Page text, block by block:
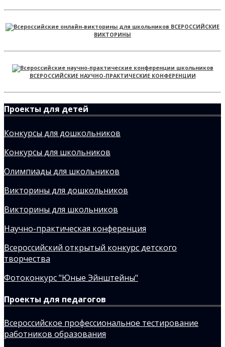
ВСЕРОССИЙСКИЕ
ВИКТОРИНЫ
ВСЕРОССИЙСКИЕ НАУЧНО-ПРАКТИЧЕСКИЕ КОНФЕРЕНЦИИ
Проекты для детей
Конкурсы для дошкольников
Конкурсы для школьников
Олимпиады для школьников
Викторины для дошкольников
Викторины для школьников
Научно-практическая конференция
Всероссийский открытый конкурс детского
творчества
Фотоконкурс "Юные Эйнштейны"
Проекты для педагогов
Всероссийское профессиональное тестирование
работников образования